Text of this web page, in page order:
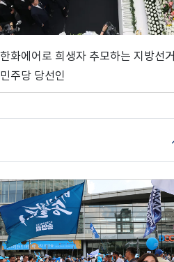
한화에어로 희생자 추모하는 지방선거
민주당 당선인